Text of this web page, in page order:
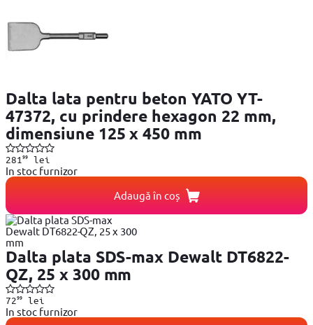
Dalta lata pentru beton YATO YT-
47372, cu prindere hexagon 22 mm,
dimensiune 125 x 450 mm
281 99lei
In stoc furnizor
Adaugă în coș
Dalta plata SDS-max Dewalt DT6822-
QZ, 25 x 300 mm
7299lei
In stoc furnizor